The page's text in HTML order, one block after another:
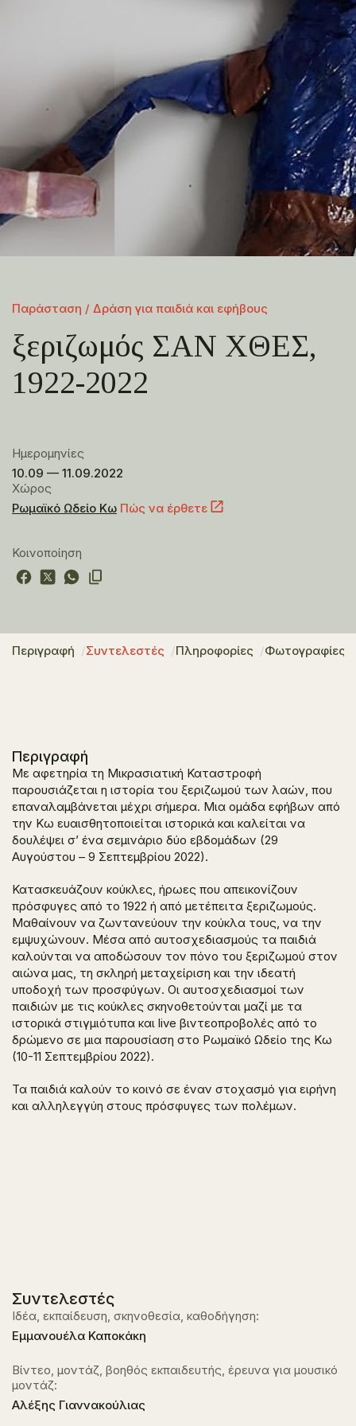
Παράσταση / Δράση για παιδιά και εφήβους
ξεριζωμός ΣΑΝ ΧΘΕΣ,
1922-2022
Ημερομηνίες
10.09 — 11.09.2022
Χώρος
Ρωμαϊκό Ωδείο Κω Πώς να έρθετε
Κοινοποίηση
Περιγραφή Συντελεστές Πληροφορίες Φωτογραφίες
Περιγραφή
Με αφετηρία τη Μικρασιατική Καταστροφή
παρουσιάζεται η ιστορία του ξεριζωμού των λαών, που
επαναλαμβάνεται μέχρι σήμερα. Μια ομάδα εφήβων από
την Κω ευαισθητοποιείται ιστορικά και καλείται να
δουλέψει σ’ ένα σεμινάριο δύο εβδομάδων (29
Αυγούστου – 9 Σεπτεμβρίου 2022).
Κατασκευάζουν κούκλες, ήρωες που απεικονίζουν
πρόσφυγες από το 1922 ή από μετέπειτα ξεριζωμούς.
Μαθαίνουν να ζωντανεύουν την κούκλα τους, να την
εμψυχώνουν. Μέσα από αυτοσχεδιασμούς τα παιδιά
καλούνται να αποδώσουν τον πόνο του ξεριζωμού στον
αιώνα μας, τη σκληρή μεταχείριση και την ιδεατή
υποδοχή των προσφύγων. Οι αυτοσχεδιασμοί των
παιδιών με τις κούκλες σκηνοθετούνται μαζί με τα
ιστορικά στιγμιότυπα και live βιντεοπροβολές από το
δρώμενο σε μια παρουσίαση στο Ρωμαϊκό Ωδείο της Κω
(10-11 Σεπτεμβρίου 2022).
Τα παιδιά καλούν το κοινό σε έναν στοχασμό για ειρήνη
και αλληλεγγύη στους πρόσφυγες των πολέμων.
Συντελεστές
Ιδέα, εκπαίδευση, σκηνοθεσία, καθοδήγηση:
Εμμανουέλα Καποκάκη
Βίντεο, μοντάζ, βοηθός εκπαιδευτής, έρευνα για μουσικό
μοντάζ:
Αλέξης Γιαννακούλιας